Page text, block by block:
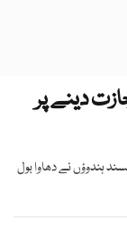
دینے پر
ہندوؤں نے دھاوا بول